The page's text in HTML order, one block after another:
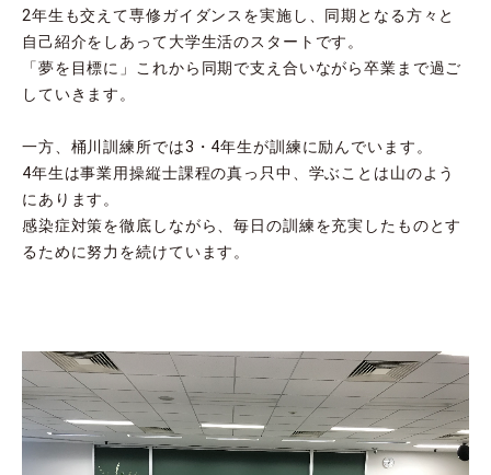
2年生も交えて専修ガイダンスを実施し、同期となる方々と
自己紹介をしあって大学生活のスタートです。
「夢を目標に」これから同期で支え合いながら卒業まで過ご
していきます。
一方、桶川訓練所では3・4年生が訓練に励んでいます。
4年生は事業用操縦士課程の真っ只中、学ぶことは山のよう
にあります。
感染症対策を徹底しながら、毎日の訓練を充実したものとす
るために努力を続けています。